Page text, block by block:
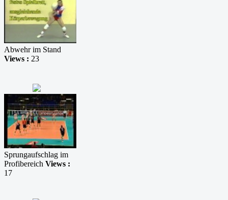
Abwehr im Stand
Views : 23
Sprungaufschlag im
Profibereich Views :
17